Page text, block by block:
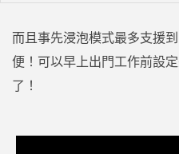
而且事先浸泡模式最多支援
便！可以早上出門工作前設
了！